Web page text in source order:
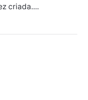
criada....